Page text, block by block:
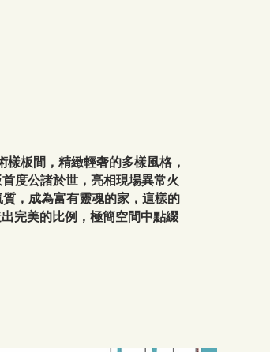
板間，精緻輕奢的多樣風格，
度公諸於世，亮相現場異常火
，成為富有靈魂的家，這樣的
完美的比例，極簡空間中點綴